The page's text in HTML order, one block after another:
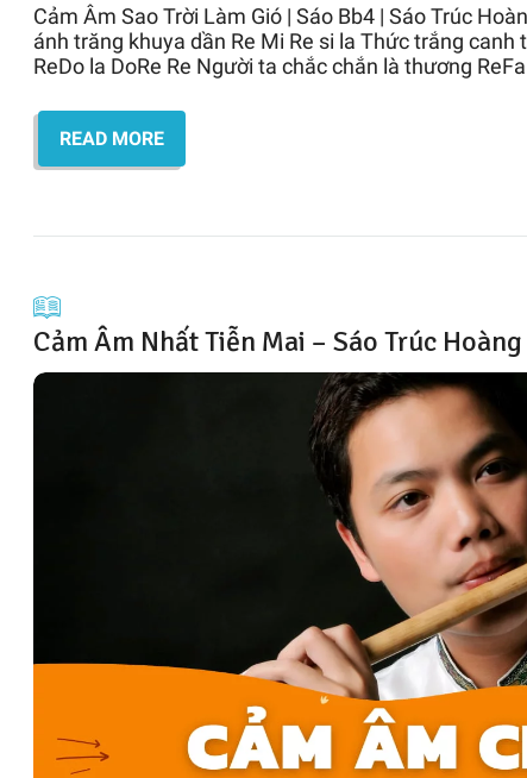
Cảm Âm Sao Trời Làm Gió | Sáo Bb4 | Sáo Trúc
ánh trăng khuya dần Re Mi Re si la Thức trắng
ReDo la DoRe Re Người ta chắc chắn là thương
READ MORE
Cảm Âm Nhất Tiễn Mai – Sáo Trúc